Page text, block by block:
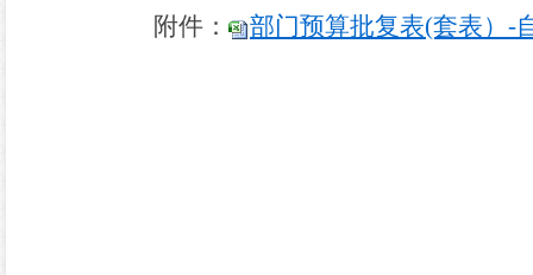
附件：
部门预算批复表(套表）